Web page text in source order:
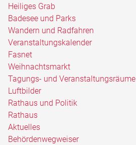
Heiliges Grab
Badesee und Parks
Wandern und Radfahren
Veranstaltungskalender
Fasnet
Weihnachtsmarkt
Tagungs- und Veranstaltungsräume
Luftbilder
Rathaus und Politik
Rathaus
Aktuelles
Behördenwegweiser